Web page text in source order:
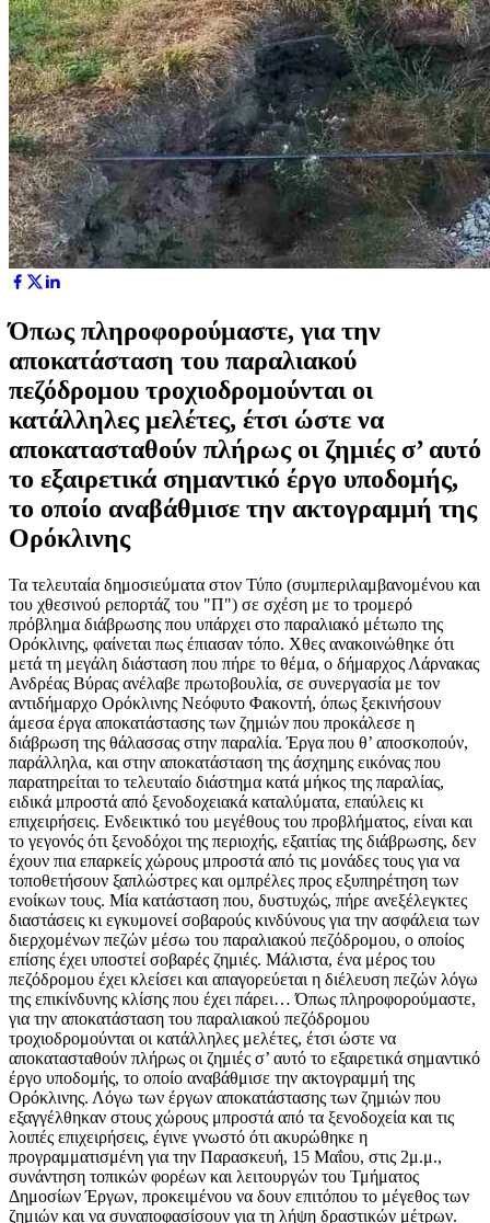
Όπως πληροφορούμαστε, για την
αποκατάσταση του παραλιακού
πεζόδρομου τροχιοδρομούνται οι
κατάλληλες μελέτες, έτσι ώστε να
αποκατασταθούν πλήρως οι ζημιές σ’ αυτό
το εξαιρετικά σημαντικό έργο υποδομής,
το οποίο αναβάθμισε την ακτογραμμή της
Ορόκλινης
Τα τελευταία δημοσιεύματα στον Τύπο (συμπεριλαμβανομένου και
του χθεσινού ρεπορτάζ του "Π") σε σχέση με το τρομερό
πρόβλημα διάβρωσης που υπάρχει στο παραλιακό μέτωπο της
Ορόκλινης, φαίνεται πως έπιασαν τόπο. Χθες ανακοινώθηκε ότι
μετά τη μεγάλη διάσταση που πήρε το θέμα, ο δήμαρχος Λάρνακας
Ανδρέας Βύρας ανέλαβε πρωτοβουλία, σε συνεργασία με τον
αντιδήμαρχο Ορόκλινης Νεόφυτο Φακοντή, όπως ξεκινήσουν
άμεσα έργα αποκατάστασης των ζημιών που προκάλεσε η
διάβρωση της θάλασσας στην παραλία. Έργα που θ’ αποσκοπούν,
παράλληλα, και στην αποκατάσταση της άσχημης εικόνας που
παρατηρείται το τελευταίο διάστημα κατά μήκος της παραλίας,
ειδικά μπροστά από ξενοδοχειακά καταλύματα, επαύλεις κι
επιχειρήσεις. Ενδεικτικό του μεγέθους του προβλήματος, είναι και
το γεγονός ότι ξενοδόχοι της περιοχής, εξαιτίας της διάβρωσης, δεν
έχουν πια επαρκείς χώρους μπροστά από τις μονάδες τους για να
τοποθετήσουν ξαπλώστρες και ομπρέλες προς εξυπηρέτηση των
ενοίκων τους. Μία κατάσταση που, δυστυχώς, πήρε ανεξέλεγκτες
διαστάσεις κι εγκυμονεί σοβαρούς κινδύνους για την ασφάλεια των
διερχομένων πεζών μέσω του παραλιακού πεζόδρομου, ο οποίος
επίσης έχει υποστεί σοβαρές ζημιές. Μάλιστα, ένα μέρος του
πεζόδρομου έχει κλείσει και απαγορεύεται η διέλευση πεζών λόγω
της επικίνδυνης κλίσης που έχει πάρει… Όπως πληροφορούμαστε,
για την αποκατάσταση του παραλιακού πεζόδρομου
τροχιοδρομούνται οι κατάλληλες μελέτες, έτσι ώστε να
αποκατασταθούν πλήρως οι ζημιές σ’ αυτό το εξαιρετικά σημαντικό
έργο υποδομής, το οποίο αναβάθμισε την ακτογραμμή της
Ορόκλινης. Λόγω των έργων αποκατάστασης των ζημιών που
εξαγγέλθηκαν στους χώρους μπροστά από τα ξενοδοχεία και τις
λοιπές επιχειρήσεις, έγινε γνωστό ότι ακυρώθηκε η
προγραμματισμένη για την Παρασκευή, 15 Μαΐου, στις 2μ.μ.,
συνάντηση τοπικών φορέων και λειτουργών του Τμήματος
Δημοσίων Έργων, προκειμένου να δουν επιτόπου το μέγεθος των
ζημιών και να συναποφασίσουν για τη λήψη δραστικών μέτρων.